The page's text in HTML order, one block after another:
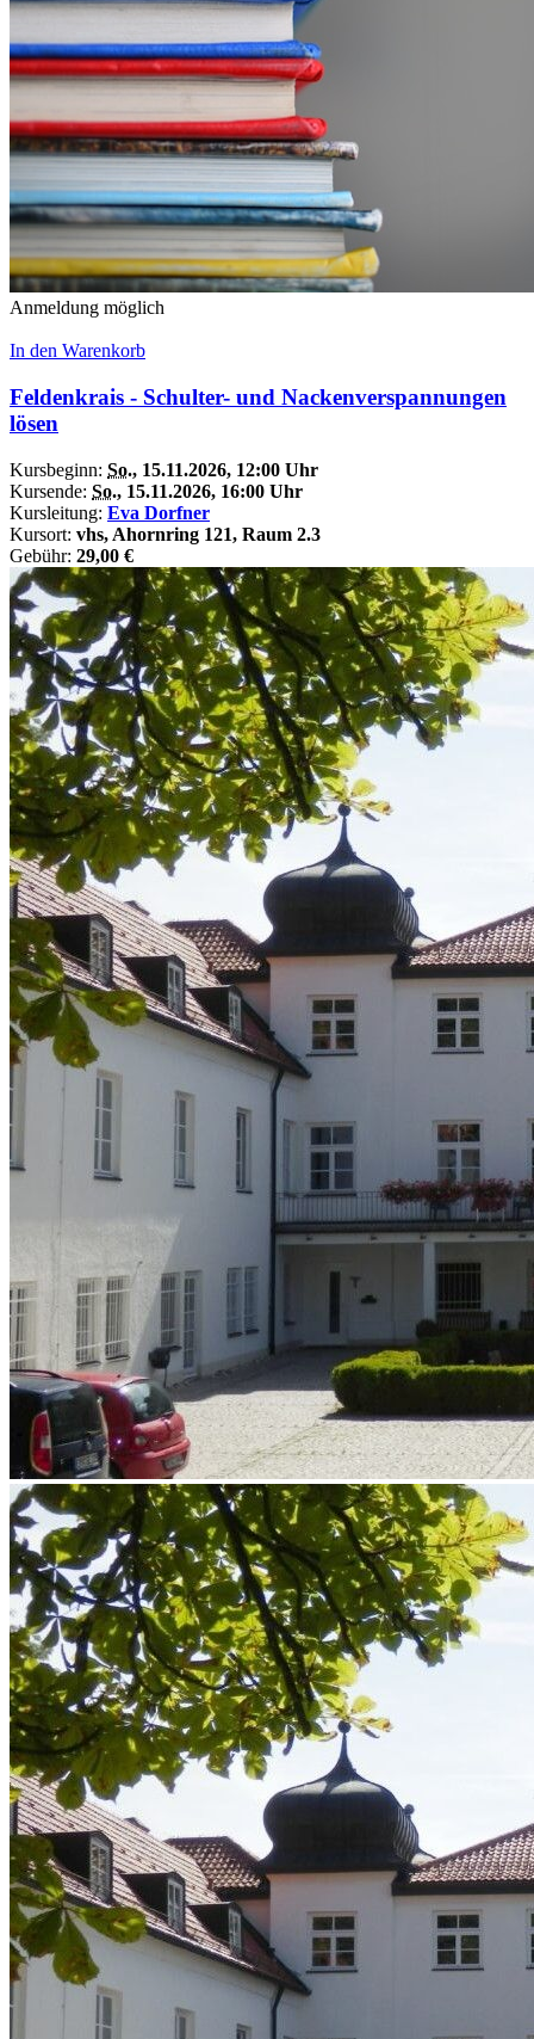
Anmeldung möglich
In den Warenkorb
Feldenkrais - Schulter- und Nackenverspannungen
lösen
Kursbeginn: So., 15.11.2026, 12:00 Uhr
Kursende: So., 15.11.2026, 16:00 Uhr
Kursleitung: Eva Dorfner
Kursort: vhs, Ahornring 121, Raum 2.3
Gebühr: 29,00 €